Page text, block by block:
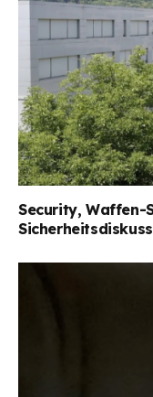
Security, Waffen-